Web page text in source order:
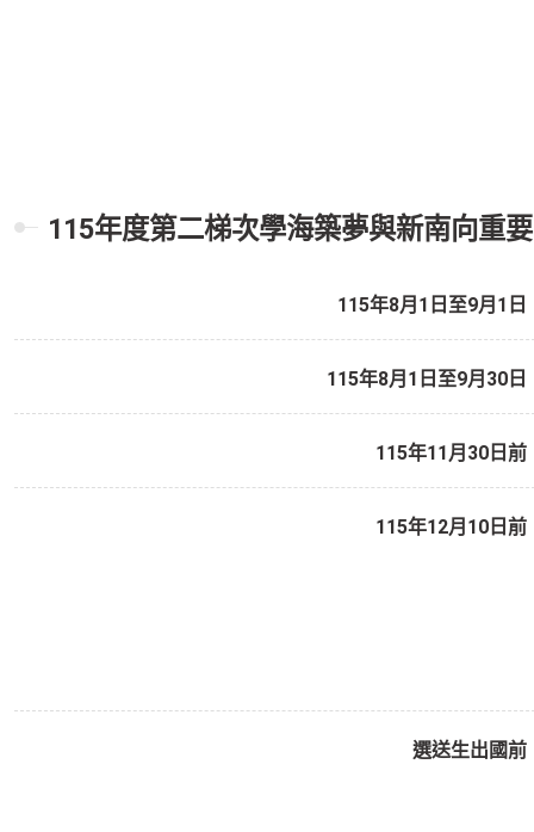
115年度第二梯次學海築夢與新南向重
115年8月1日至9月1日
115年8月1日至9月30日
115年11月30日前
115年12月10日前
選送生出國前